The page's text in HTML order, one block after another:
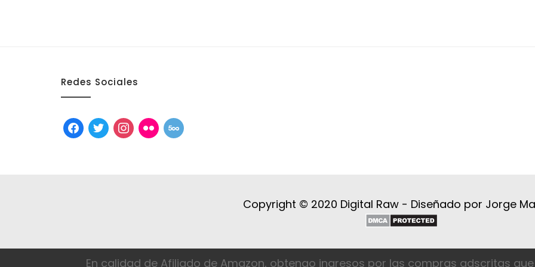
Redes Sociales
facebook
twitterinstagram
flickr 500px
Copyright © 2020 Digital Raw - Diseñado por Jorge
En calidad de Afiliado de Amazon, obtengo ingresos por las compras adscritas